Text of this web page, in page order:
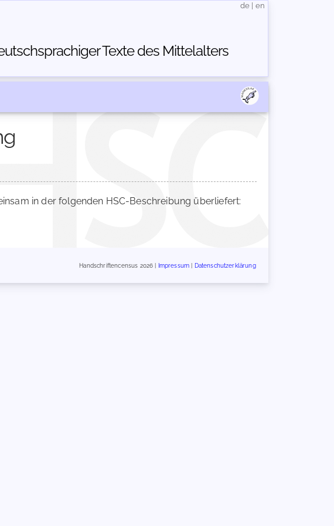
Texte des Mittelalters
de en
in der folgenden HSC-Beschreibung überliefert:
Handschriftencensus 2026 | Impressum Datenschutzerklärung